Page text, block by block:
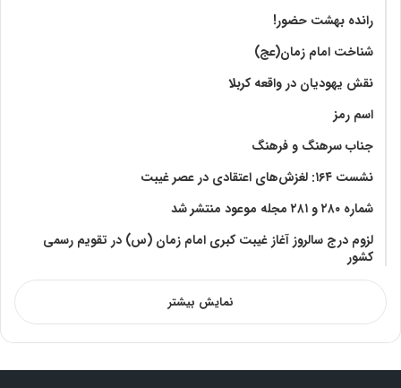
رانده بهشت‌ حضور!
شناخت امام زمان(عج)
نقش یهودیان در واقعه کربلا
اسم رمز
جناب سرهنگ و فرهنگ
نشست ۱۶۴: لغزش‌های اعتقادی در عصر غیبت
شماره ۲۸۰ و ۲۸۱ مجله موعود منتشر شد
لزوم درج سالروز آغاز غیبت کبری امام زمان (س) در تقویم رسمی
کشور
نمایش بیشتر